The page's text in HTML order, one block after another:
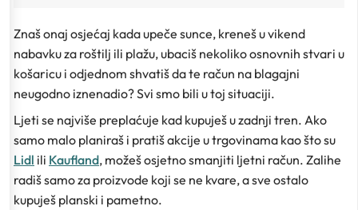
Znaš onaj osjećaj kada upeče sunce, kreneš u vikend
nabavku za roštilj ili plažu, ubaciš nekoliko osnovnih stvari u
košaricu i odjednom shvatiš da te račun na blagajni
neugodno iznenadio? Svi smo bili u toj situaciji.
Ljeti se najviše preplaćuje kad kupuješ u zadnji tren. Ako
samo malo planiraš i pratiš akcije u trgovinama kao što su
Lidl ili Kaufland, možeš osjetno smanjiti ljetni račun. Zalihe
radiš samo za proizvode koji se ne kvare, a sve ostalo
kupuješ planski i pametno.